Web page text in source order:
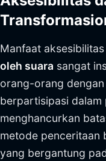
Manfaat
oleh suara sangat
orang-orang
berpartisipasi dalam
menghancurkan
metode penceritaan
yang bergantung